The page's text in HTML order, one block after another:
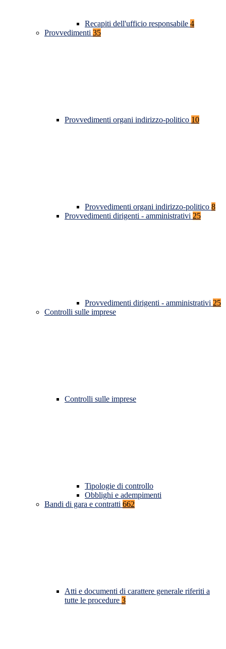
Recapiti dell'ufficio responsabile 4
Provvedimenti 35
Provvedimenti organi indirizzo-politico 10
Provvedimenti organi indirizzo-politico 8
Provvedimenti dirigenti - amministrativi 25
Provvedimenti dirigenti - amministrativi 25
Controlli sulle imprese
Controlli sulle imprese
Tipologie di controllo
Obblighi e adempimenti
Bandi di gara e contratti 662
Atti e documenti di carattere generale riferiti a
tutte le procedure 3